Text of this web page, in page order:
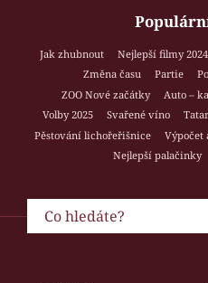
Jak zhubnout Nejlepší filmy 2024
Změna času
Partie
ZOO Nové začátky
Auto –
Volby 2025
Svařené víno
Pěstování lichořeřišnice
Výpočet
Nejlepší palačinky